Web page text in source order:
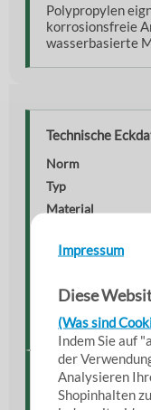
Impressum
Diese
(Was sind
Indem Sie auf
der
Analysieren
Shopinhalten
Polypropylen
korrosionsfreie
wasserbasierte
Technische
Norm
Typ
Material
Norm Gewinde
Größen
Gewicht
Montage &